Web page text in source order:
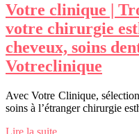
Votre clinique |
votre chirurgie
cheveux, soins
Votreclinique
Avec Votre Clinique,
soins à l’étranger chirurgie
Lire la suite